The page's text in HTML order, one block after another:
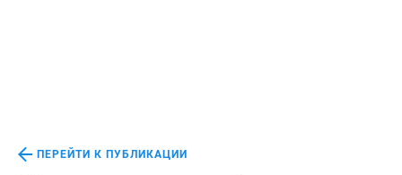
ПЕРЕЙТИ К ПУБЛИКАЦИИ